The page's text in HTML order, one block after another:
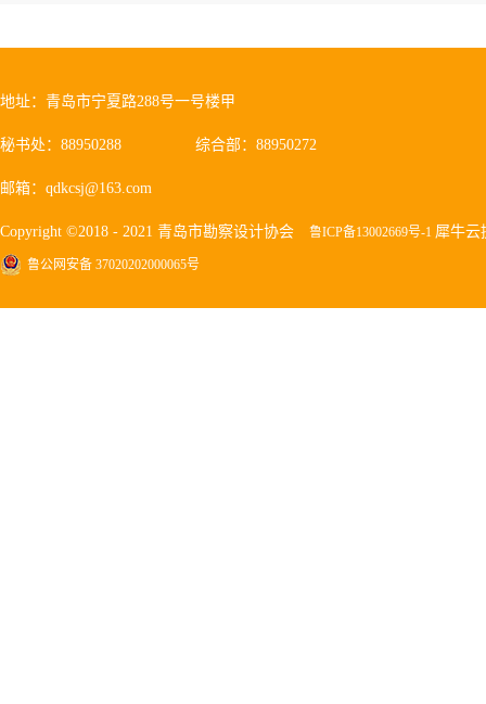
地址：青岛市宁夏路288号一号楼甲
秘书处：88950288 综合部：88950272
邮箱：qdkcsj@163.com
Copyright ©2018 - 2021 青岛市勘察设计协会 鲁ICP备13002669号-1 犀牛云
鲁公网安备 37020202000065号